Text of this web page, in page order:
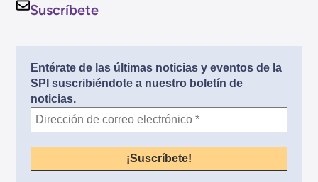
Suscríbete
Entérate de las últimas noticias y eventos de la
SPI suscribiéndote a nuestro boletín de
noticias.